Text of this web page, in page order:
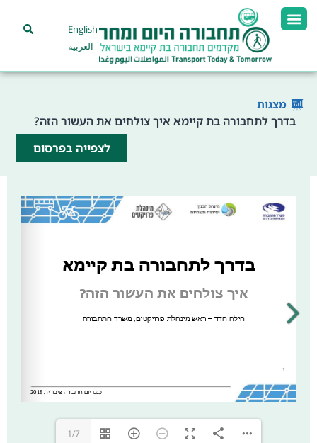
English
العربية
מצגות
בדרך לתחבורה בת קיימא איך צולחים את העשור הזה?
לצפייה בפרסום
1/7